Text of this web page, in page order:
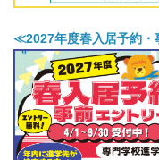
≪2027年度春入居予約